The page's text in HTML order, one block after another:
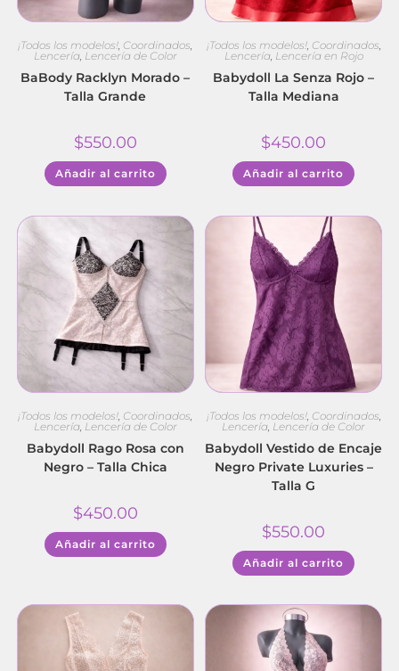
¡Todos los modelos!, Coordinados,
Lencería, Lencería de Color
BaBody Racklyn Morado –
Talla Grande
$550.00
Añadir al carrito
¡Todos los modelos!, Coordinados,
Lencería, Lencería en Rojo
Babydoll La Senza Rojo –
Talla Mediana
$450.00
Añadir al carrito
¡Todos los modelos! Coordinados
Lencería, Lencería de Color
Babydoll Rago Rosa con
Negro – Talla Chica
$450.00
Añadir al carrito
¡Todos los modelos!, Coordinados
Lencería Lencería de Color
Babydoll Vestido de Encaje
Negro Private Luxuries –
Talla G
$550.00
Añadir al carrito